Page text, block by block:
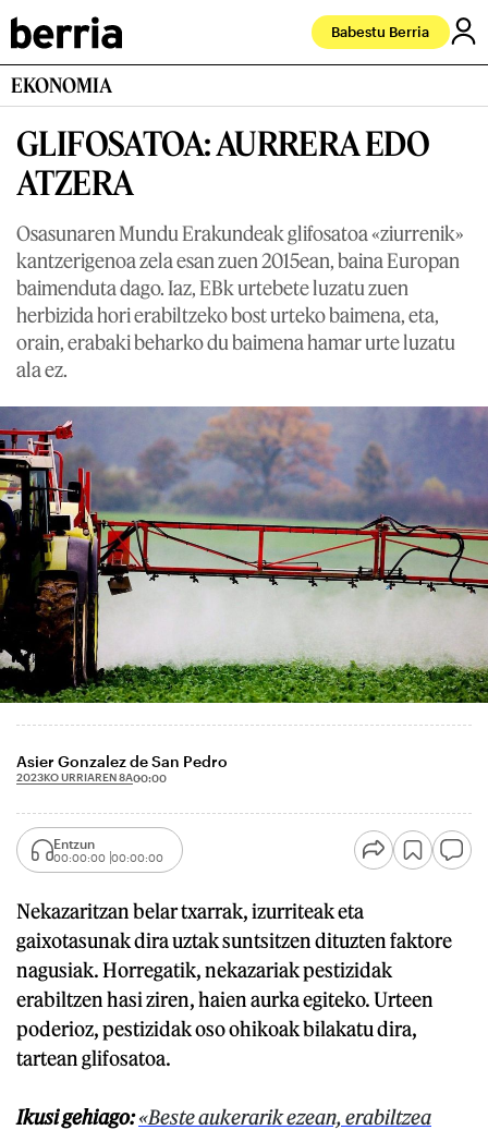
Babestu Berria
EKONOMIA
GLIFOSATOA: AURRERA EDO
ATZERA
Osasunaren Mundu Erakundeak glifosatoa «ziurrenik»
kantzerigenoa zela esan zuen 2015ean, baina Europan
baimenduta dago. Iaz, EBk urtebete luzatu zuen
herbizida hori erabiltzeko bost urteko baimena, eta,
orain, erabaki beharko du baimena hamar urte luzatu
ala ez.
Asier Gonzalez de San Pedro
2023KO URRIAREN 8A00:00
Entzun
00:00:00 00:00:00
Nekazaritzan belar txarrak, izurriteak eta
gaixotasunak dira uztak suntsitzen dituzten faktore
nagusiak. Horregatik, nekazariak pestizidak
erabiltzen hasi ziren, haien aurka egiteko. Urteen
poderioz, pestizidak oso ohikoak bilakatu dira,
tartean glifosatoa.
Ikusi gehiago:«Beste aukerarik ezean, erabiltzea